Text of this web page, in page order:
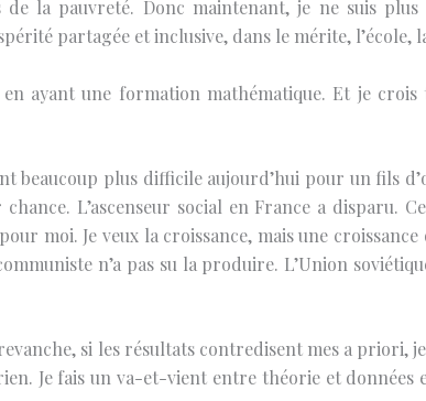
la pauvreté. Donc maintenant, je ne suis plus
partagée et inclusive, dans le mérite, l’école,
ayant une formation mathématique. Et je crois
beaucoup plus difficile aujourd’hui pour un fils
L’ascenseur social en France a disparu.
moi. Je veux la croissance, mais une
n’a pas su la produire. L’Union
si les résultats contredisent mes a priori,
Je fais un va-et-vient entre théorie et données